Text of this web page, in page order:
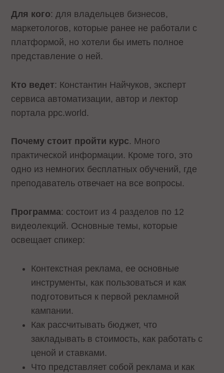
Для кого: для владельцев бизнесов,
маркетологов, которые ранее не работали с
платформой, но хотели бы иметь полное
представление о ней.
Кто ведет: Константин Найчуков, эксперт
сервиса автоматизации, автор и лектор
портала ppc.world.
Почему стоит пройти курс. Много
практической информации. Кроме того, это
одно из немногих бесплатных обучений, где
преподаватель отвечает на все вопросы.
Программа: состоит из 4 разделов по 12
видеолекций. Основные темы, которые
освещает спикер:
Контекстная реклама, ее основные
инструменты, как пользоваться и как
подготовиться к первой рекламной
кампании.
Как рассчитывать бюджет, что
закладывать в стоимость, как работать с
ценой и ставками.
Что представляет собой реклама и как